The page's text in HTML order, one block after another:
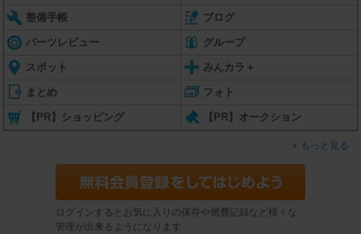
整備手帳 ブログ
パーツレビュー グループ
スポット みんカラ＋
まとめ フォト
【PR】ショッピング 【PR】オークション
もっと見る
ログインするとお気に入りの保存や燃費記録など様々な
管理が出来るようになります